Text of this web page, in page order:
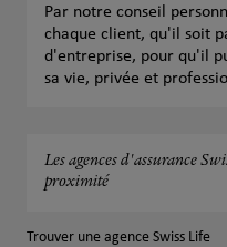
Par notre conseil
chaque client, qu'il soit
d'entreprise, pour qu'il
sa vie, privée et
Les agences d'assurance
proximité
Trouver une agence Swiss Life